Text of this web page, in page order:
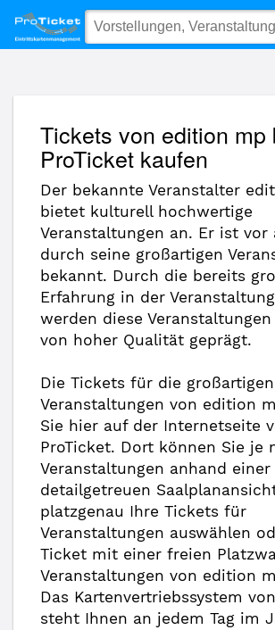
edition mp
Tickets von edition mp
ProTicket kaufen
Der bekannte Veranstalter
bietet kulturell hochwertige
Veranstaltungen an. Er ist vor
durch seine großartigen
bekannt. Durch die bereits
Erfahrung in der
werden diese
von hoher Qualität geprägt.
Die Tickets für die großartigen
Veranstaltungen von edition
Sie hier auf der Internetseite
ProTicket. Dort können Sie je
Veranstaltungen anhand einer
detailgetreuen
platzgenau Ihre Tickets für
Veranstaltungen auswählen
Ticket mit einer freien
Veranstaltungen von edition
Das Kartenvertriebssystem
steht Ihnen an jedem Tag im